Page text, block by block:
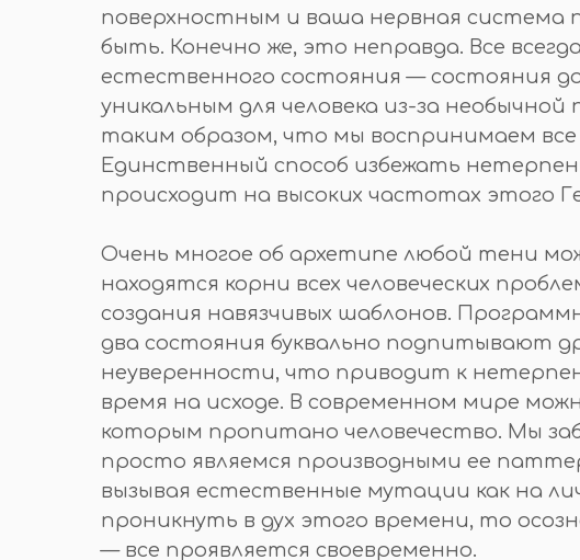
поверхностным и ваша нервная система
быть. Конечно же, это неправда. Все
естественного состояния — состояния
уникальным для человека из-за
таким образом, что мы воспринимаем
Единственный способ избежать
происходит на высоких частотах этого
Очень многое об архетипе любой тени
находятся корни всех человеческих
создания навязчивых шаблонов.
два состояния буквально подпитывают
неуверенности, что приводит к
время на исходе. В современном мире
которым пропитано человечество. Мы
просто являемся производными ее
вызывая естественные мутации как на
проникнуть в дух этого времени, то
— все проявляется своевременно.